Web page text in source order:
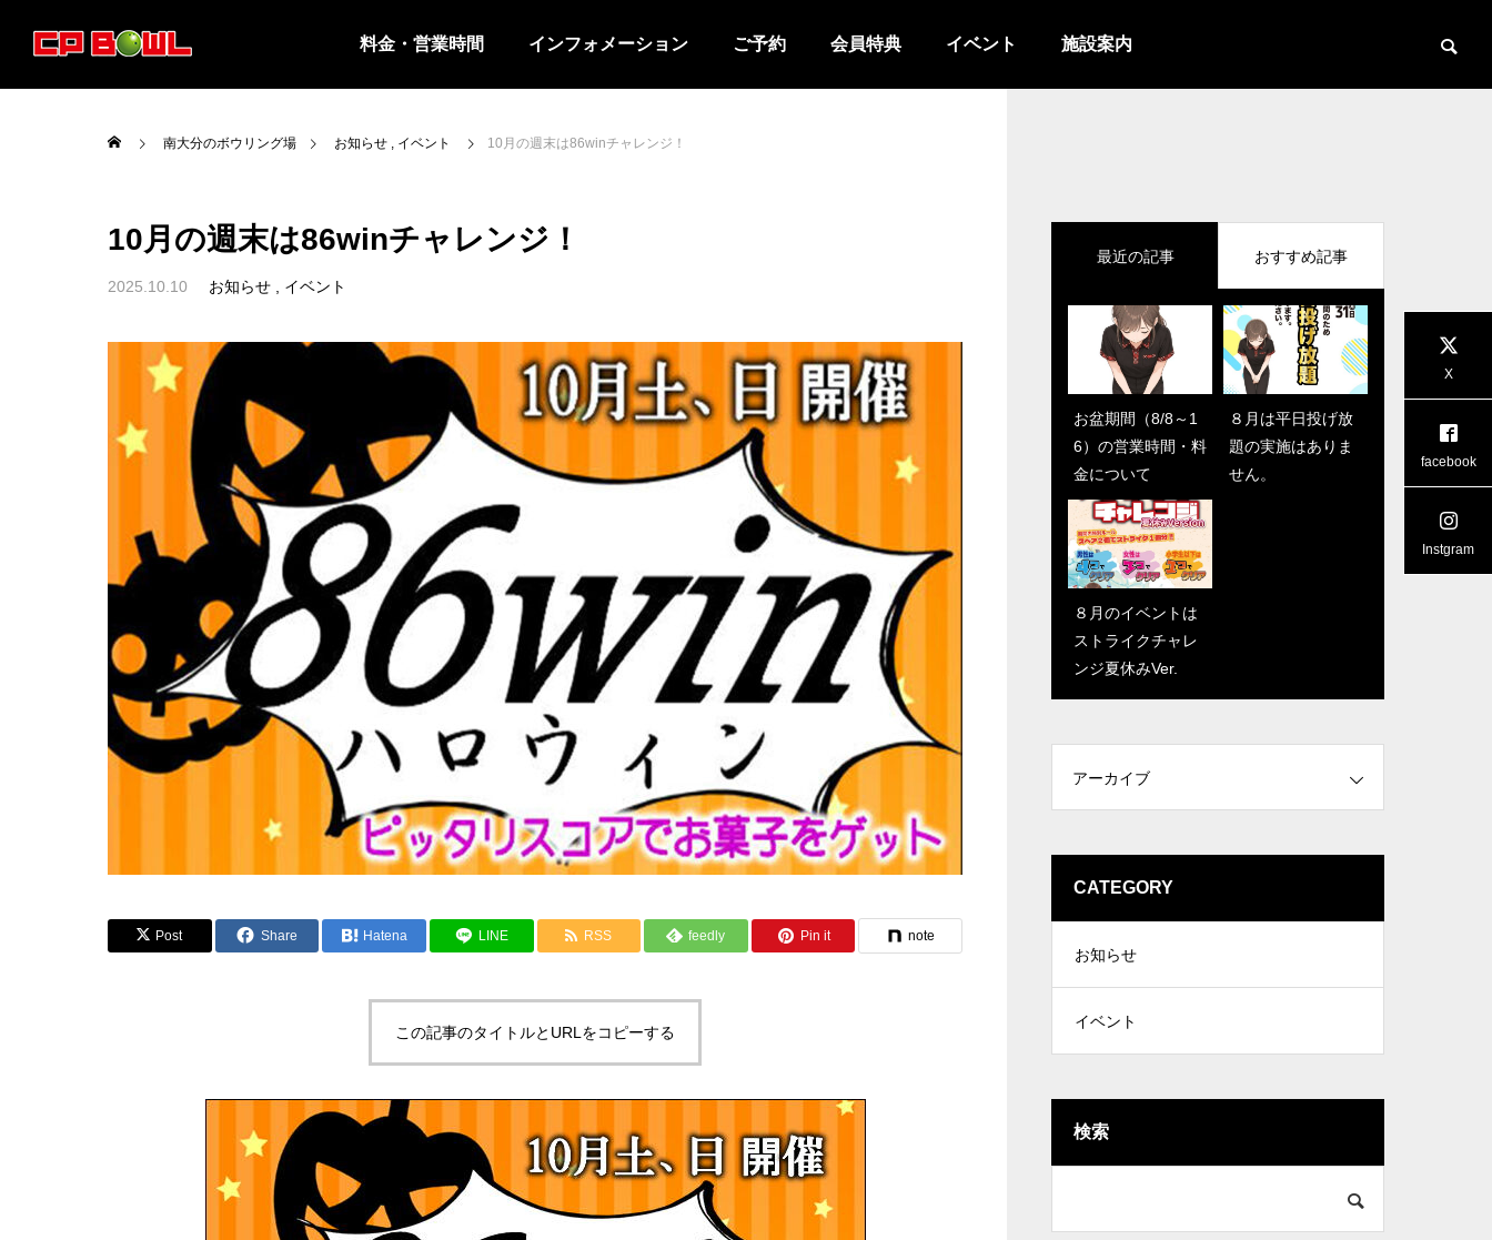
料金・営業時間 インフォメーション ご予約 会員特典 イベント 施設案内
８月は平日投げ放題の実施はありませ
ん。
お知らせ
８月のイベントはストライクチャレン
ジ夏休みVer.
お知らせ
8月のジュニア教室
PBAアニマルパターンスポーツリー
グ！第6期最終戦！
7月のプロ
お知らせ
南大分のボウリング場 お知らせ イベント 10月の週末は86winチャレンジ！
10月の週末は86winチャレンジ！
2025.10.10 お知らせ イベント
Post Share Hatena LINE RSS feedly Pin it note
この記事のタイトルとURLをコピーする
最近の記事 おすすめ記事
お盆期間（8/8～1
6）の営業時間・料
金について
８月は平日投げ放
題の実施はありま
せん。
８月のイベントは
ストライクチャレ
ンジ夏休みVer.
前田プロの2月のス
ケジュール
夏休みガラポン開
催8/24迄！
６月のメンバーズ
俱楽部練習会「ぼ
うらぼ」
アーカイブ
CATEGORY
お知らせ
イベント
検索
X
facebook
Instgram